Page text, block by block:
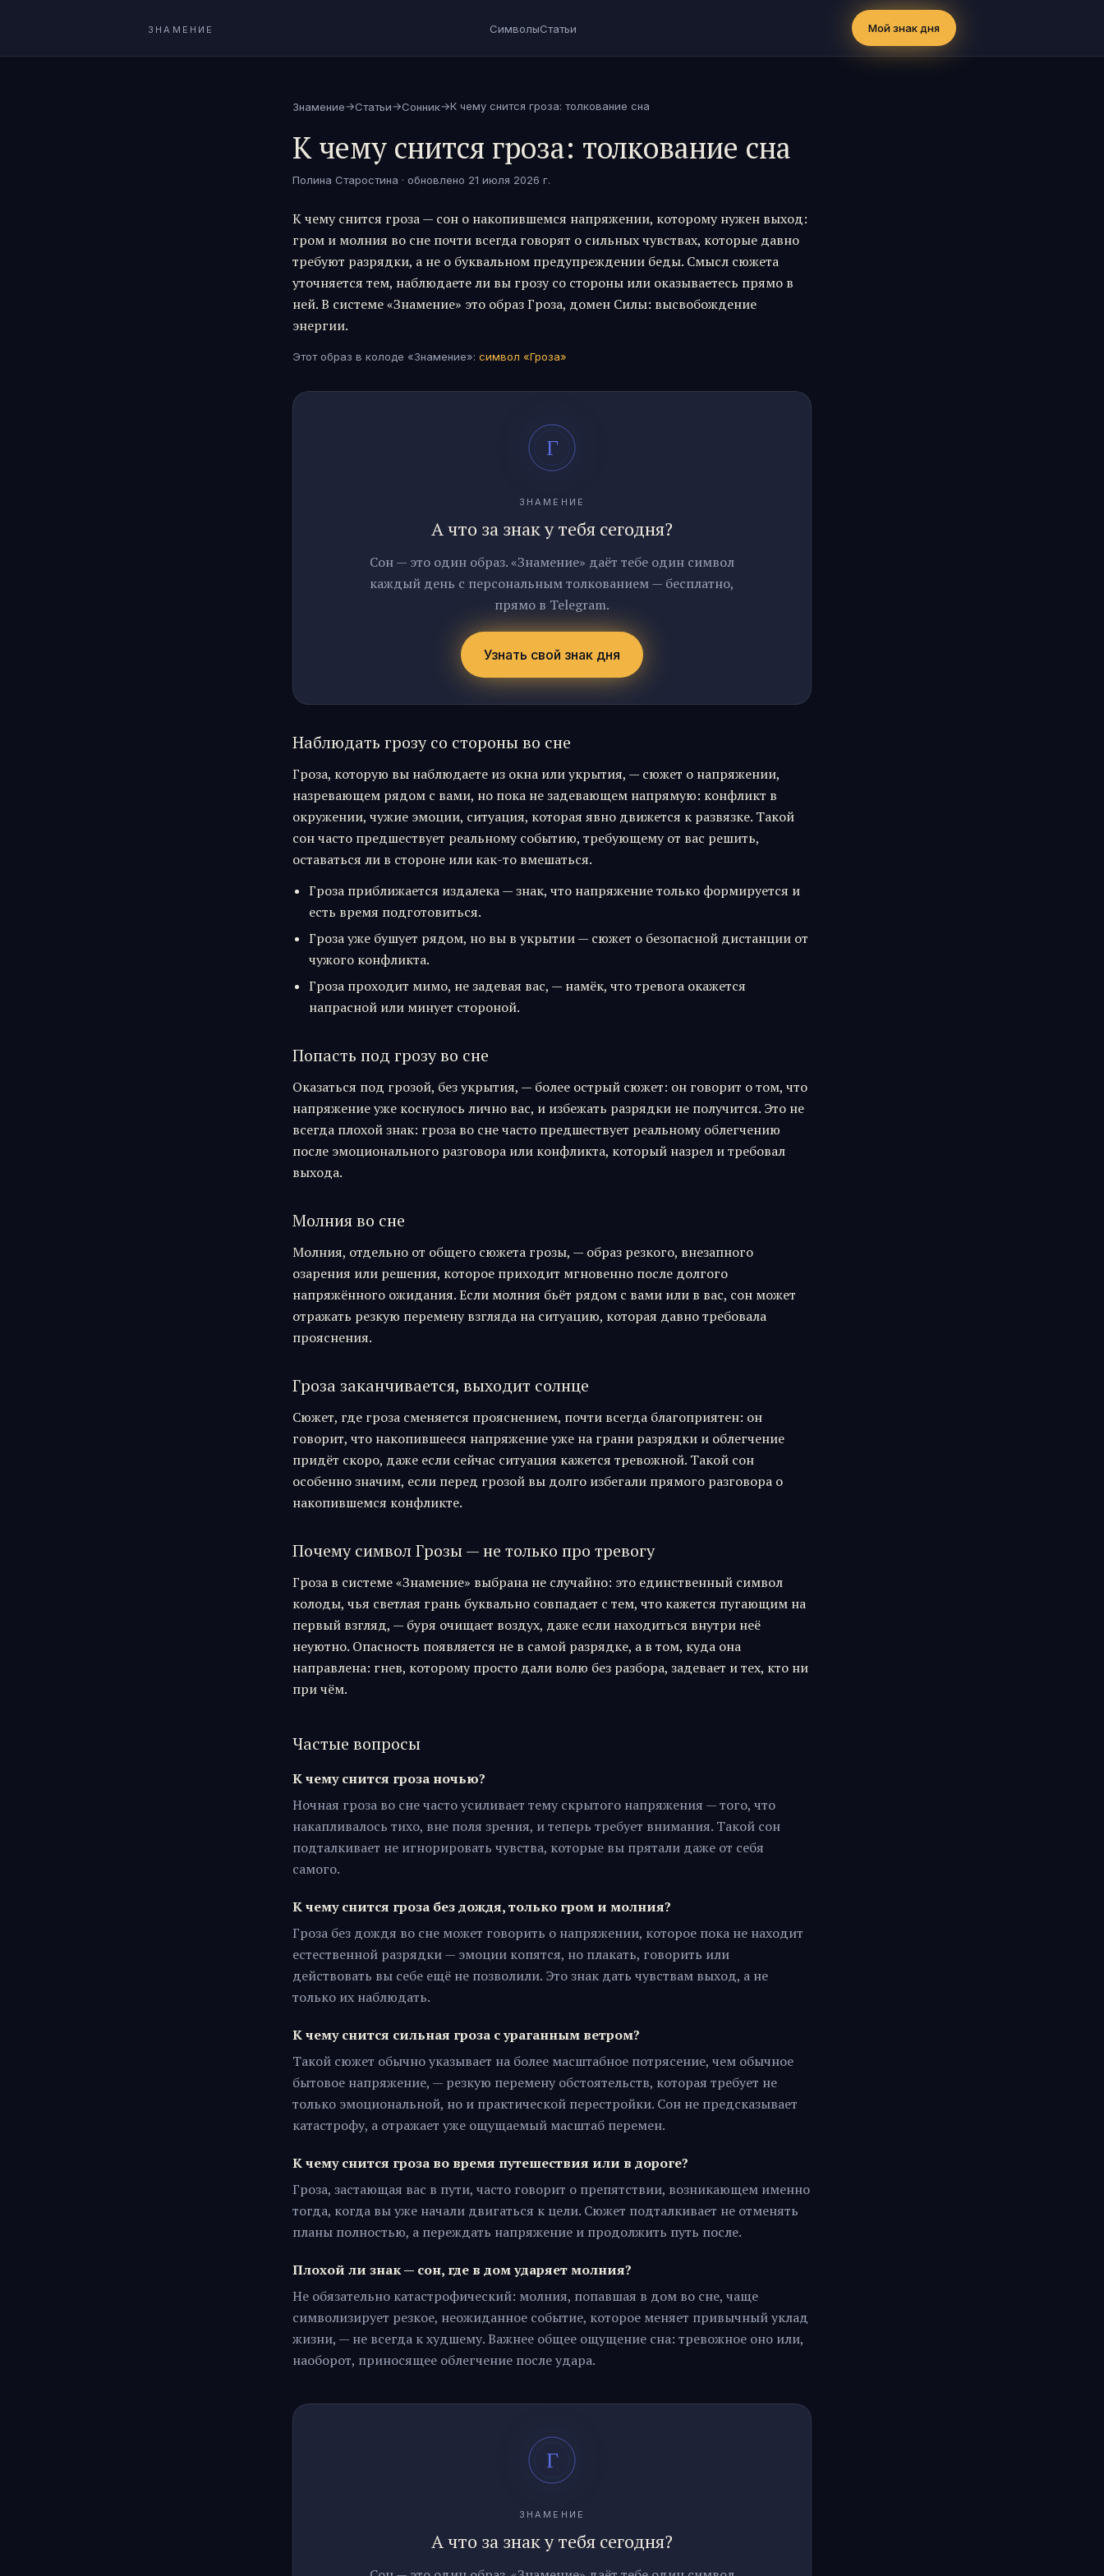
ЗНАМЕНИЕ СимволыСтатьи Мой знак дня
Знамение→Статьи→Сонник→К чему снится гроза: толкование сна
К чему снится гроза: толкование сна
Полина Старостина · обновлено 21 июля 2026 г.
К чему снится гроза — сон о накопившемся напряжении, которому нужен выход:
гром и молния во сне почти всегда говорят о сильных чувствах, которые давно
требуют разрядки, а не о буквальном предупреждении беды. Смысл сюжета
уточняется тем, наблюдаете ли вы грозу со стороны или оказываетесь прямо в
ней. В системе «Знамение» это образ Гроза, домен Силы: высвобождение
энергии.
Этот образ в колоде «Знамение»: символ «Гроза»
ЗНАМЕНИЕ
А что за знак у тебя сегодня?
Сон — это один образ. «Знамение» даёт тебе один символ
каждый день с персональным толкованием — бесплатно,
прямо в Telegram.
Узнать свой знак дня
Наблюдать грозу со стороны во сне
Гроза, которую вы наблюдаете из окна или укрытия, — сюжет о напряжении,
назревающем рядом с вами, но пока не задевающем напрямую: конфликт в
окружении, чужие эмоции, ситуация, которая явно движется к развязке. Такой
сон часто предшествует реальному событию, требующему от вас решить,
оставаться ли в стороне или как-то вмешаться.
Гроза приближается издалека — знак, что напряжение только формируется и
есть время подготовиться.
Гроза уже бушует рядом, но вы в укрытии — сюжет о безопасной дистанции от
чужого конфликта.
Гроза проходит мимо, не задевая вас, — намёк, что тревога окажется
напрасной или минует стороной.
Попасть под грозу во сне
Оказаться под грозой, без укрытия, — более острый сюжет: он говорит о том, что
напряжение уже коснулось лично вас, и избежать разрядки не получится. Это не
всегда плохой знак: гроза во сне часто предшествует реальному облегчению
после эмоционального разговора или конфликта, который назрел и требовал
выхода.
Молния во сне
Молния, отдельно от общего сюжета грозы, — образ резкого, внезапного
озарения или решения, которое приходит мгновенно после долгого
напряжённого ожидания. Если молния бьёт рядом с вами или в вас, сон может
отражать резкую перемену взгляда на ситуацию, которая давно требовала
прояснения.
Гроза заканчивается, выходит солнце
Сюжет, где гроза сменяется прояснением, почти всегда благоприятен: он
говорит, что накопившееся напряжение уже на грани разрядки и облегчение
придёт скоро, даже если сейчас ситуация кажется тревожной. Такой сон
особенно значим, если перед грозой вы долго избегали прямого разговора о
накопившемся конфликте.
Почему символ Грозы — не только про тревогу
Гроза в системе «Знамение» выбрана не случайно: это единственный символ
колоды, чья светлая грань буквально совпадает с тем, что кажется пугающим на
первый взгляд, — буря очищает воздух, даже если находиться внутри неё
неуютно. Опасность появляется не в самой разрядке, а в том, куда она
направлена: гнев, которому просто дали волю без разбора, задевает и тех, кто ни
при чём.
Частые вопросы
К чему снится гроза ночью?
Ночная гроза во сне часто усиливает тему скрытого напряжения — того, что
накапливалось тихо, вне поля зрения, и теперь требует внимания. Такой сон
подталкивает не игнорировать чувства, которые вы прятали даже от себя
самого.
К чему снится гроза без дождя, только гром и молния?
Гроза без дождя во сне может говорить о напряжении, которое пока не находит
естественной разрядки — эмоции копятся, но плакать, говорить или
действовать вы себе ещё не позволили. Это знак дать чувствам выход, а не
только их наблюдать.
К чему снится сильная гроза с ураганным ветром?
Такой сюжет обычно указывает на более масштабное потрясение, чем обычное
бытовое напряжение, — резкую перемену обстоятельств, которая требует не
только эмоциональной, но и практической перестройки. Сон не предсказывает
катастрофу, а отражает уже ощущаемый масштаб перемен.
К чему снится гроза во время путешествия или в дороге?
Гроза, застающая вас в пути, часто говорит о препятствии, возникающем именно
тогда, когда вы уже начали двигаться к цели. Сюжет подталкивает не отменять
планы полностью, а переждать напряжение и продолжить путь после.
Плохой ли знак — сон, где в дом ударяет молния?
Не обязательно катастрофический: молния, попавшая в дом во сне, чаще
символизирует резкое, неожиданное событие, которое меняет привычный уклад
жизни, — не всегда к худшему. Важнее общее ощущение сна: тревожное оно или,
наоборот, приносящее облегчение после удара.
ЗНАМЕНИЕ
А что за знак у тебя сегодня?